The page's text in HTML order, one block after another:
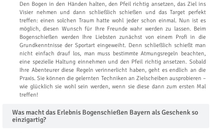
Den Bogen in den Händen halten, den Pfeil richtig ansetzen, das Ziel ins
Visier nehmen und dann schließlich schießen und das Target perfekt
treffen: einen solchen Traum hatte wohl jeder schon einmal. Nun ist es
möglich, diesen Wunsch für Ihre Freunde wahr werden zu lassen. Beim
Bogenschießen werden Ihre Liebsten zunächst von einem Profi in die
Grundkenntnisse der Sportart eingeweiht. Denn schließlich schießt man
nicht einfach drauf los, man muss bestimmte Atmungsregeln beachten,
eine spezielle Haltung einnehmen und den Pfeil richtig ansetzen. Sobald
Ihre Abenteurer diese Regeln verinnerlicht haben, geht es endlich an die
Praxis. Sie können die gelernten Techniken an Zielscheiben ausprobieren –
wie glücklich sie wohl sein werden, wenn sie diese dann zum ersten Mal
treffen!
Was macht das Erlebnis Bogenschießen Bayern als Geschenk so
einzigartig?